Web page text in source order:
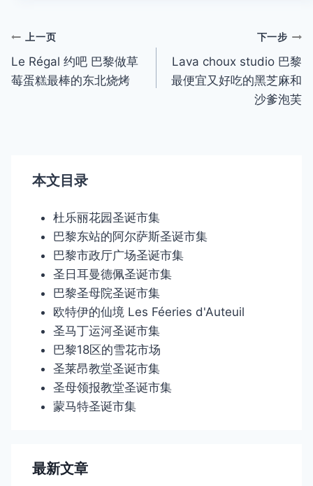
文
章
上一页
Le Régal 约吧 巴黎做草
莓蛋糕最棒的东北烧烤
下一步
Lava choux studio 巴黎
最便宜又好吃的黑芝麻和
沙爹泡芙
本文目录
杜乐丽花园圣诞市集
巴黎东站的阿尔萨斯圣诞市集
巴黎市政厅广场圣诞市集
圣日耳曼德佩圣诞市集
巴黎圣母院圣诞市集
欧特伊的仙境 Les Féeries d'Auteuil
圣马丁运河圣诞市集
巴黎18区的雪花市场
圣莱昂教堂圣诞市集
圣母领报教堂圣诞市集
蒙马特圣诞市集
最新文章